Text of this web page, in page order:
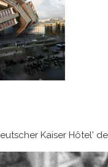
Kaiser Hôtel'